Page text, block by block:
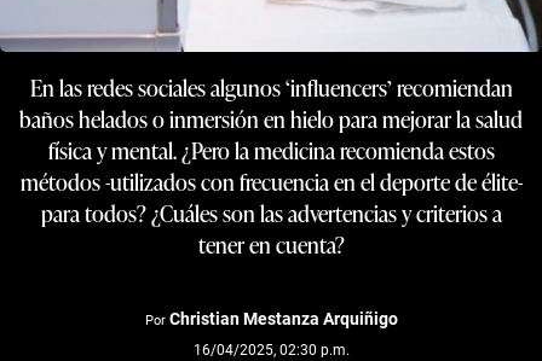
En las redes sociales algunos ‘influencers’ recomiendan
baños helados o inmersión en hielo para mejorar la salud
física y mental. ¿Pero la medicina recomienda estos
métodos -utilizados con frecuencia en el deporte de élite-
para todos? ¿Cuáles son las advertencias y criterios a
tener en cuenta?
Por Christian Mestanza Arquiñigo
16/04/2025, 02:30 p.m.